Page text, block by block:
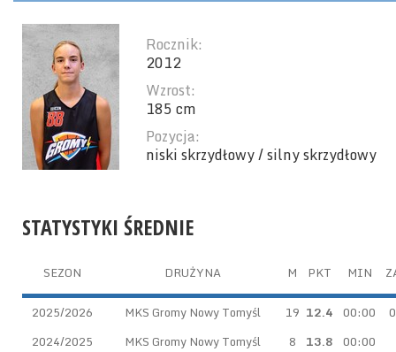
Rocznik:
2012
Wzrost:
185 cm
Pozycja:
niski skrzydłowy / silny skrzydłowy
STATYSTYKI ŚREDNIE
SEZON DRUŻYNA M PKT MIN
2025/2026 MKS Gromy Nowy Tomyśl 19 12.4 00:00
2024/2025
MKS Gromy Nowy Tomyśl 8 13.8 00:00